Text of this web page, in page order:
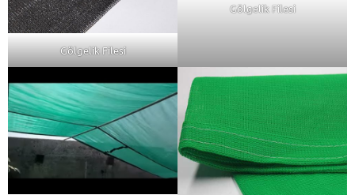
Gölgelik Filesi
Gölgelik Filesi